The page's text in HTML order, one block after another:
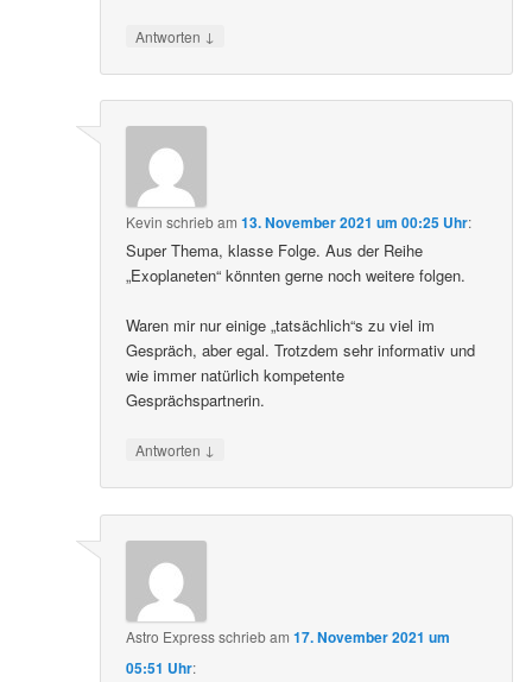
Antworten ↓
Kevin schriebam13. November 2021 um 00:25 Uhr:
Super Thema, klasse Folge. Aus der Reihe
„Exoplaneten“ könnten gerne noch weitere folgen.
Waren mir nur einige „tatsächlich“s zu viel im
Gespräch, aber egal. Trotzdem sehr informativ und
wie immer natürlich kompetente
Gesprächspartnerin.
Antworten ↓
Astro Expressschriebam17. November 2021 um
05:51 Uhr: